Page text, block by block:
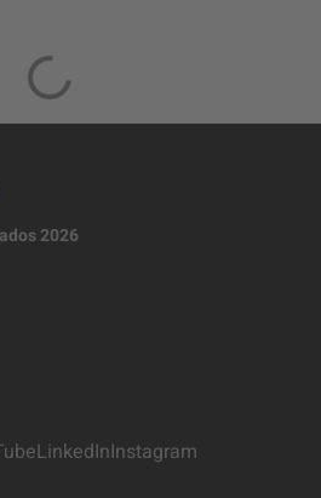
2026
LinkedInInstagram